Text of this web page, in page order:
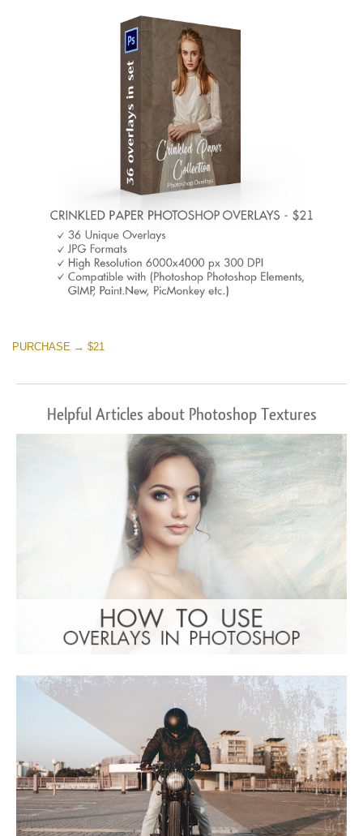
PURCHASE → $21
Helpful Articles about Photoshop Textures